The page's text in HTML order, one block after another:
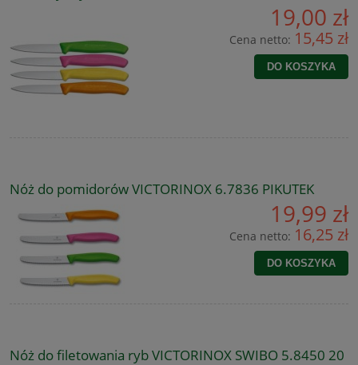
19,00 zł
Cena netto: 15,45 zł
DO KOSZYKA
Nóż do pomidorów VICTORINOX 6.7836 PIKUTEK
19,99 zł
Cena netto: 16,25 zł
DO KOSZYKA
Nóż do filetowania ryb VICTORINOX SWIBO 5.8450 20